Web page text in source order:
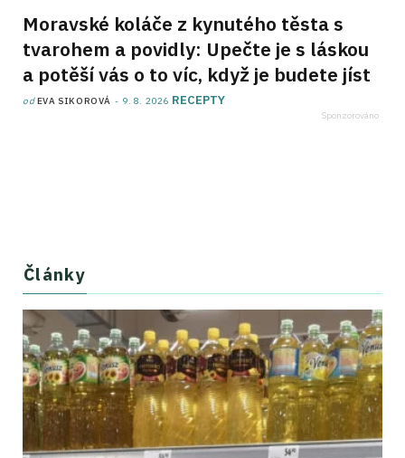
Moravské koláče z kynutého těsta s
tvarohem a povidly: Upečte je s láskou
a potěší vás o to víc, když je budete jíst
odEVA SIKOROVÁ 9. 8. 2026 RECEPTY
Články